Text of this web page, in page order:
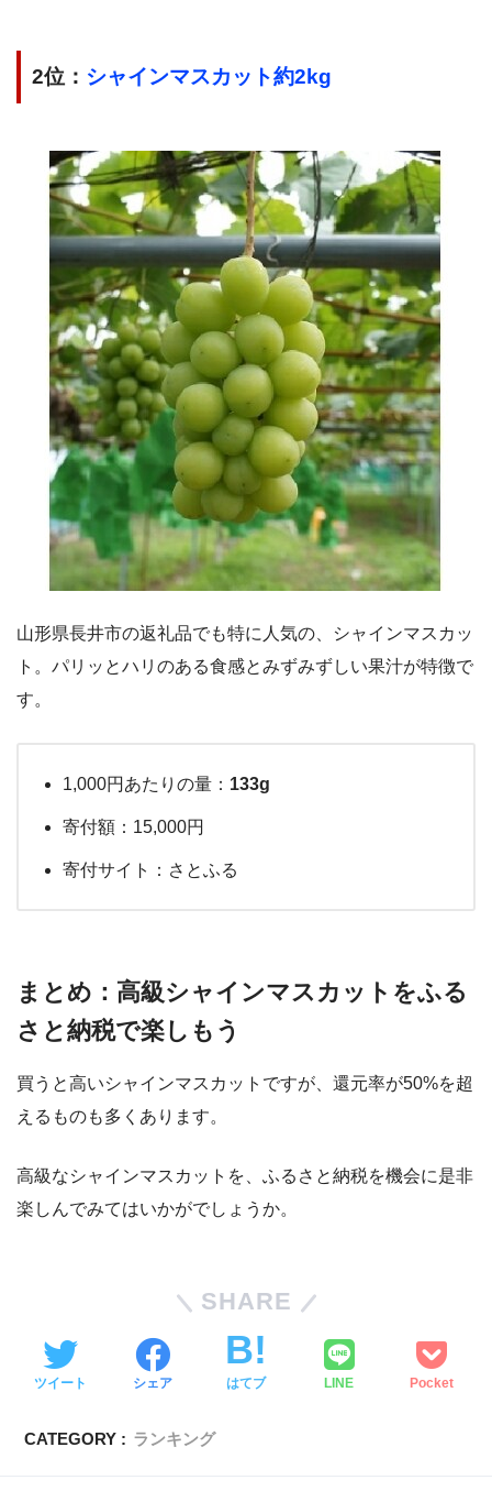
2位： シャインマスカット約2kg
山形県長井市の返礼品でも特に人気の、シャインマスカッ
ト。パリッとハリのある食感とみずみずしい果汁が特徴で
す。
1,000円あたりの量： 133g
寄付額：15,000円
寄付サイト：さとふる
まとめ：高級シャインマスカットをふる
さと納税で楽しもう
買うと高いシャインマスカットですが、還元率が50%を超
えるものも多くあります。
高級なシャインマスカットを、ふるさと納税を機会に是非
楽しんでみてはいかがでしょうか。
SHARE
ツイート シェア はてブ LINE Pocket
CATEGORY : ランキング